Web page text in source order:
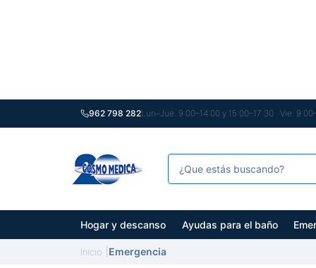
962 798 282Lun–Jue: 9:00–14:00 y 15:00–17:30 · Vie:
Hogar y descanso Ayudas para el baño
Inicio Emergencia